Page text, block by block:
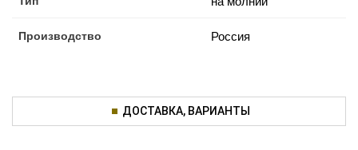
Производство Россия
ДОСТАВКА, ВАРИАНТЫ